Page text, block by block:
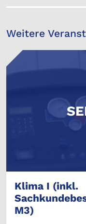
Weitere
Klima I (inkl.
M3)